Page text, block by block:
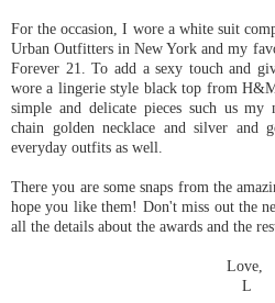
For the occasion, I wore a white suit
Urban Outfitters in New York and my
Forever 21. To add a sexy touch and
wore a lingerie style black top from
simple and delicate pieces such us my
chain golden necklace and silver
everyday outfits as well.
There you are some snaps from the
hope you like them! Don't miss out the
all the details about the awards and the
Love,
L